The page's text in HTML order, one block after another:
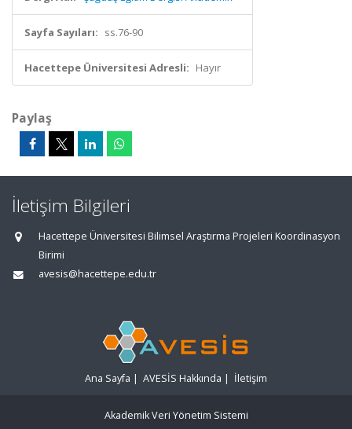
Sayfa Sayıları: ss.76-90
Hacettepe Üniversitesi Adresli: Hayır
Paylaş
İletişim Bilgileri
Hacettepe Üniversitesi Bilimsel Araştırma Projeleri Koordinasyon
Birimi
avesis@hacettepe.edu.tr
Ana Sayfa | AVESİS Hakkında | İletişim
Akademik Veri Yönetim Sistemi